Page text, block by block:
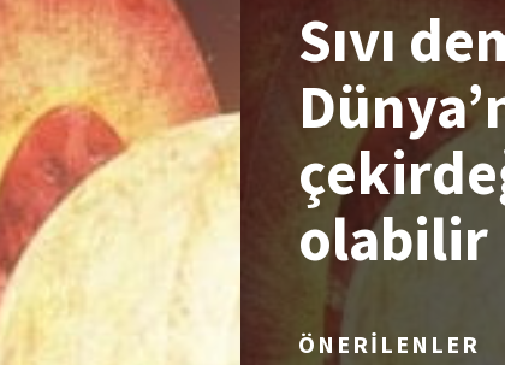
Sıvı
olabilir
ÖNERİLENLER